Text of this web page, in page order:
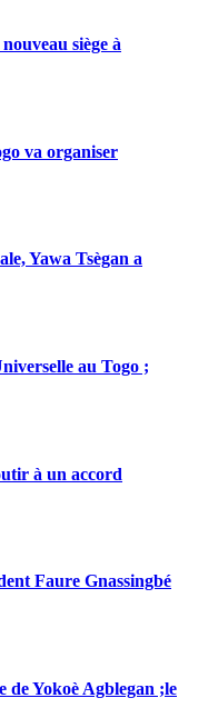
siège à
va organiser
Yawa Tsègan a
au Togo ;
à un accord
Faure Gnassingbé
Yokoè Agblegan ;le